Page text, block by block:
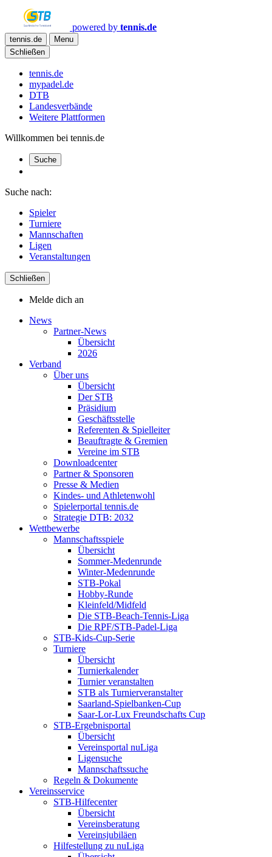
powered by tennis.de
tennis.de
Menu
Schließen
tennis.de
mypadel.de
DTB
Landesverbände
Weitere Plattformen
Willkommen bei tennis.de
Suche
Suche nach:
Spieler
Turniere
Mannschaften
Ligen
Veranstaltungen
Schließen
Melde dich an
News
Partner-News
Übersicht
2026
Verband
Über uns
Übersicht
Der STB
Präsidium
Geschäftsstelle
Referenten & Spielleiter
Beauftragte & Gremien
Vereine im STB
Downloadcenter
Partner & Sponsoren
Presse & Medien
Kindes- und Athletenwohl
Spielerportal tennis.de
Strategie DTB: 2032
Wettbewerbe
Mannschaftsspiele
Übersicht
Sommer-Medenrunde
Winter-Medenrunde
STB-Pokal
Hobby-Runde
Kleinfeld/Midfeld
Die STB-Beach-Tennis-Liga
Die RPF/STB-Padel-Liga
STB-Kids-Cup-Serie
Turniere
Übersicht
Turnierkalender
Turnier veranstalten
STB als Turnierveranstalter
Saarland-Spielbanken-Cup
Saar-Lor-Lux Freundschafts Cup
STB-Ergebnisportal
Übersicht
Vereinsportal nuLiga
Ligensuche
Mannschaftssuche
Regeln & Dokumente
Vereinsservice
STB-Hilfecenter
Übersicht
Vereinsberatung
Vereinsjubiläen
Hilfestellung zu nuLiga